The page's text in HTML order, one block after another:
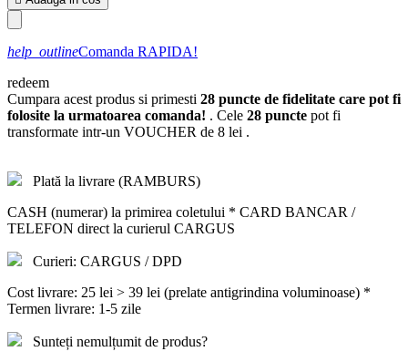
help_outlineComanda RAPIDA!
redeem
Cumpara acest produs si primesti 28 puncte de fidelitate care pot fi
folosite la urmatoarea comanda! . Cele 28 puncte pot fi
transformate intr-un VOUCHER de 8 lei .
Plată la livrare (RAMBURS)
CASH (numerar) la primirea coletului * CARD BANCAR /
TELEFON direct la curierul CARGUS
Curieri: CARGUS / DPD
Cost livrare: 25 lei > 39 lei (prelate antigrindina voluminoase) *
Termen livrare: 1-5 zile
Sunteți nemulțumit de produs?